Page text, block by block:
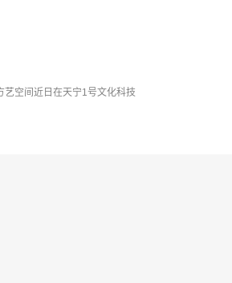
空间近日在天宁1号文化科技